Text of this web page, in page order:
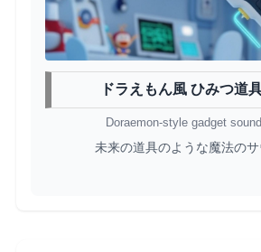
ドラえもん風 ひみつ道
Doraemon-style gadget
未来の道具のような魔法のサ